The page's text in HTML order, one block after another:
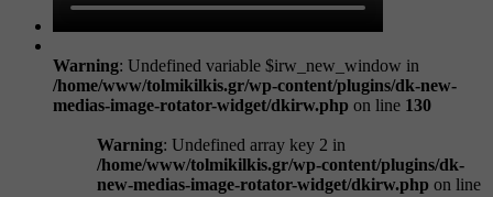
Warning: Undefined variable $irw_new_window in
/home/www/tolmikilkis.gr/wp-content/plugins/dk-new-
medias-image-rotator-widget/dkirw.php on line 130
Warning: Undefined array key 2 in
/home/www/tolmikilkis.gr/wp-content/plugins/dk-
new-medias-image-rotator-widget/dkirw.php on line